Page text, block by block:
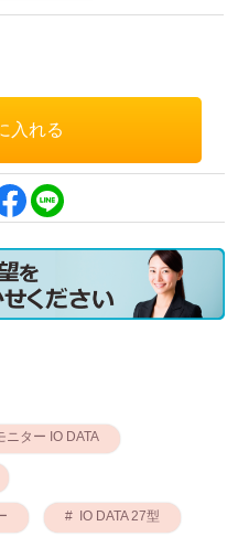
ニター IO DATA
IO DATA 27型